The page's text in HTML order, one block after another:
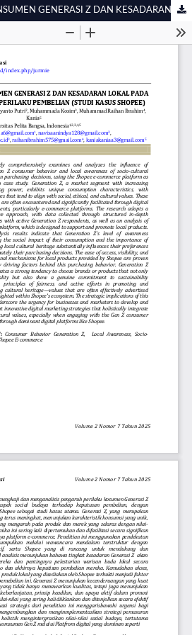
PERAN PERILAKU KONSUMEN GENERASI Z DAN KESADARAN LOKAL PADA SOSIAL BUDAYA UNTUK PERILAKU PEMBELIAN (STUDI KASUS SHOPEE)